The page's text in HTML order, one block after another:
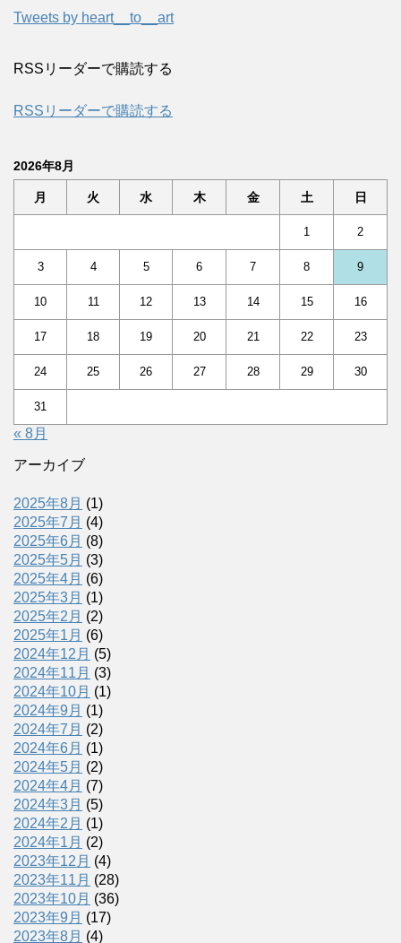
Tweets by heart__to__art
RSSリーダーで購読する
RSSリーダーで購読する
2026年8月
月 火 水 木 金 土 日
1 2
3 4 5 6 7 8 9
10 11 12 13 14 15 16
17 18 19 20 21 22 23
24 25 26 27 28 29 30
31
« 8月
アーカイブ
2025年8月 (1)
2025年7月 (4)
2025年6月 (8)
2025年5月 (3)
2025年4月 (6)
2025年3月 (1)
2025年2月 (2)
2025年1月 (6)
2024年12月 (5)
2024年11月 (3)
2024年10月 (1)
2024年9月 (1)
2024年7月 (2)
2024年6月 (1)
2024年5月 (2)
2024年4月 (7)
2024年3月 (5)
2024年2月 (1)
2024年1月 (2)
2023年12月 (4)
2023年11月 (28)
2023年10月 (36)
2023年9月 (17)
2023年8月 (4)